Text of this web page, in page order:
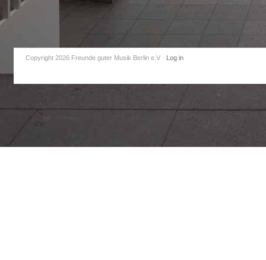
Copyright 2026 Freunde guter Musik Berlin e.V · Log in